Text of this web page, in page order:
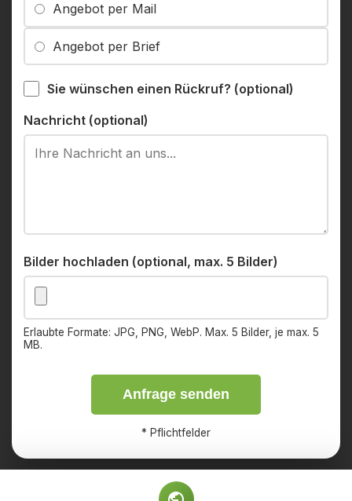
Angebot per Mail
Angebot per Brief
Sie wünschen einen Rückruf? (optional)
Nachricht (optional)
Bilder hochladen (optional, max. 5 Bilder)
Erlaubte Formate: JPG, PNG, WebP. Max. 5 Bilder, je max. 5
MB.
Anfrage senden
* Pflichtfelder